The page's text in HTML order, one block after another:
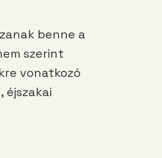
benne a
szerint
vonatkozó